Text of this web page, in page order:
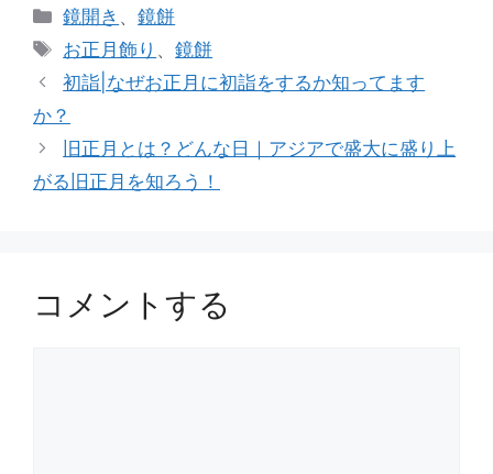
カ
テ
ゴ
リ
ー
鏡開き 、鏡餅
タ
グ
お正月飾り 、鏡餅
初詣|なぜお正月に初詣をするか知ってます
か？
旧正月とは？どんな日｜アジアで盛大に盛り上
がる旧正月を知ろう！
コメントする